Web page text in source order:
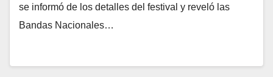
se informó de los detalles del festival y reveló las
Bandas Nacionales…